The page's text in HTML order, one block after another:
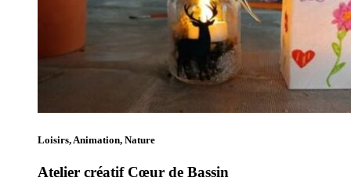
Loisirs, Animation, Nature
Atelier créatif Cœur de Bassin